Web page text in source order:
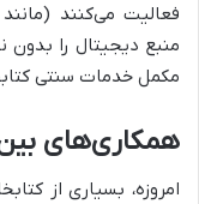
فعالیت می‌کنند
مکمل خدمات سنتی
همکاری‌های
امروزه، بسیاری از